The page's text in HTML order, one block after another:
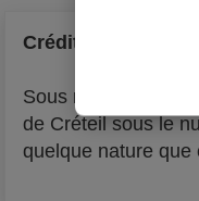
Crédit à la
Sous réserve
de Créteil sous le
quelque nature que